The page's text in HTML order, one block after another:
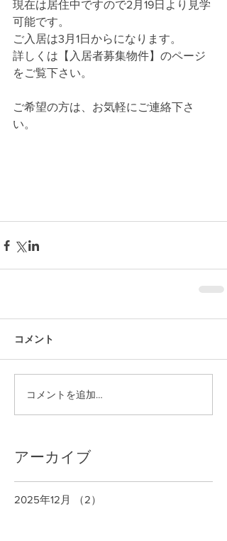
現在は居住中ですので2月19日より見学
可能です。
ご入居は3月1日からになります。
詳しくは【入居者募集物件】のページ
をご覧下さい。
ご希望の方は、お気軽にご連絡下さ
い。
コメント
コメントを追加…
アーカイブ
2025年12月 （2）